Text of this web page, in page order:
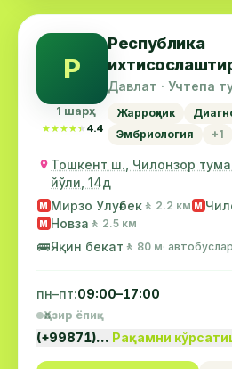
Р
1 шарҳ
★★★★★
★★★★★ 4.4
Республика
Давлат · Учтепа
Жарроҳлик
Эмбриология
+1
Тошкент ш., Чилонзор
йўли, 14д
М Мирзо Улуғбек 🚶 2.2 км М
М Новза 🚶 2.5 км
🚌Яқин бекат 🚶 80 м·
пн–пт:09:00–17:00
Ҳозир ёпиқ
(+99871)… Рақамни